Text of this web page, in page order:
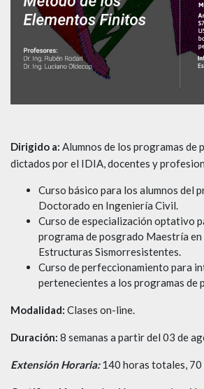
Dirigido a: Alumnos de los programas de
dictados por el IDIA, docentes y
Curso básico para los alumnos del
Doctorado en Ingeniería Civil.
Curso de especialización optativo
programa de posgrado Maestría
Estructuras Sismorresistentes.
Curso de perfeccionamiento para
pertenecientes a los programas de
Modalidad: Clases on-line.
Duración: 8 semanas a partir del 03 de
Extensión Horaria:140 horas totales, 70